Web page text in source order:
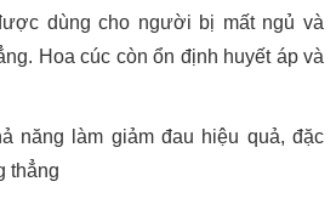
dùng cho người bị mất ngủ và
Hoa cúc còn ổn định huyết áp và
năng làm giảm đau hiệu quả, đặc
thẳng